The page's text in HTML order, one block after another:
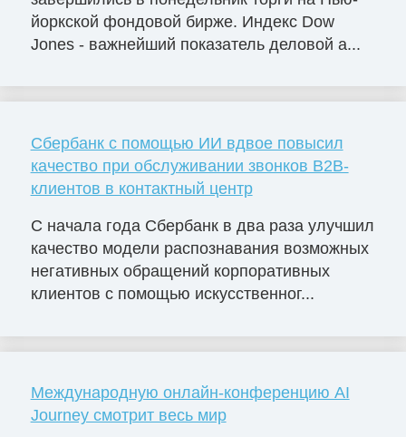
йоркской фондовой бирже. Индекс Dow
Jones - важнейший показатель деловой а...
Сбербанк с помощью ИИ вдвое повысил
качество при обслуживании звонков B2B-
клиентов в контактный центр
С начала года Сбербанк в два раза улучшил
качество модели распознавания возможных
негативных обращений корпоративных
клиентов с помощью искусственног...
Международную онлайн-конференцию AI
Journey смотрит весь мир